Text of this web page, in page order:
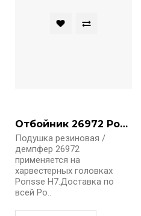
Отбойник 26972 Ponsse H7
Подушка резиновая /
демпфер 26972
применяется на
харвестерных головках
Ponsse H7.Доставка по
всей Ро..